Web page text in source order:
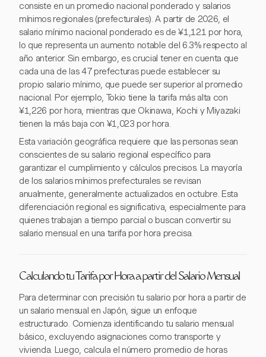
consiste en un promedio nacional ponderado y salarios
mínimos regionales (prefecturales). A partir de 2026, el
salario mínimo nacional ponderado es de ¥1,121 por hora,
lo que representa un aumento notable del 6.3% respecto al
año anterior. Sin embargo, es crucial tener en cuenta que
cada una de las 47 prefecturas puede establecer su
propio salario mínimo, que puede ser superior al promedio
nacional. Por ejemplo, Tokio tiene la tarifa más alta con
¥1,226 por hora, mientras que Okinawa, Kochi y Miyazaki
tienen la más baja con ¥1,023 por hora.
Esta variación geográfica requiere que las personas sean
conscientes de su salario regional específico para
garantizar el cumplimiento y cálculos precisos. La mayoría
de los salarios mínimos prefecturales se revisan
anualmente, generalmente actualizados en octubre. Esta
diferenciación regional es significativa, especialmente para
quienes trabajan a tiempo parcial o buscan convertir su
salario mensual en una tarifa por hora precisa.
Calculando tu Tarifa por Hora a partir del Salario Mensual
Para determinar con precisión tu salario por hora a partir de
un salario mensual en Japón, sigue un enfoque
estructurado. Comienza identificando tu salario mensual
básico, excluyendo asignaciones como transporte y
vivienda. Luego, calcula el número promedio de horas